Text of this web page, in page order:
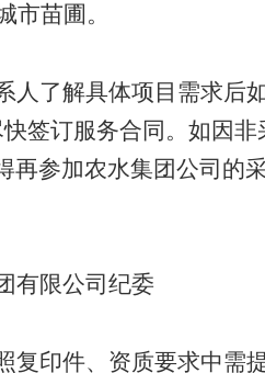
市苗圃 。
人了解具体项目需求后
签订服务合同。如因
再参加农水集团公司 的
有限公司纪委
复印件、资质要求中需